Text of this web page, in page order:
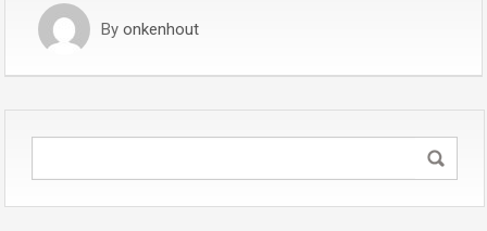
By onkenhout